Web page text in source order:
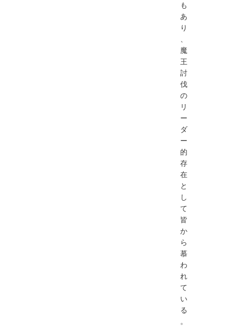
も
あ
り
、
魔
王
討
伐
の
リ
ー
ダ
ー
的
存
在
と
し
て
皆
か
ら
慕
わ
れ
て
い
る
。